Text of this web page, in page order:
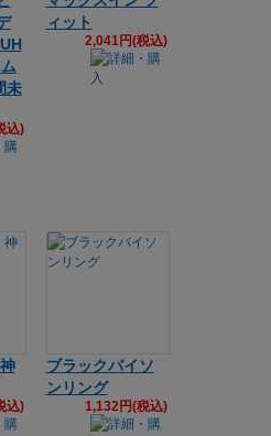
未
込)
ィット
2,041円(税込)
込)
ブラックバイソ
ンリング
1,132円(税込)